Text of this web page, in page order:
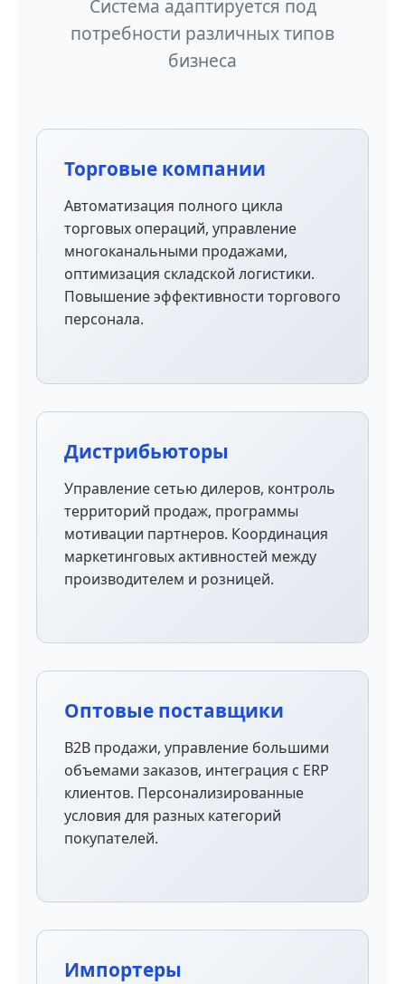
Система адаптируется под
потребности различных типов
бизнеса
Торговые компании
Автоматизация полного цикла
торговых операций, управление
многоканальными продажами,
оптимизация складской логистики.
Повышение эффективности торгового
персонала.
Дистрибьюторы
Управление сетью дилеров, контроль
территорий продаж, программы
мотивации партнеров. Координация
маркетинговых активностей между
производителем и розницей.
Оптовые поставщики
B2B продажи, управление большими
объемами заказов, интеграция с ERP
клиентов. Персонализированные
условия для разных категорий
покупателей.
Импортеры